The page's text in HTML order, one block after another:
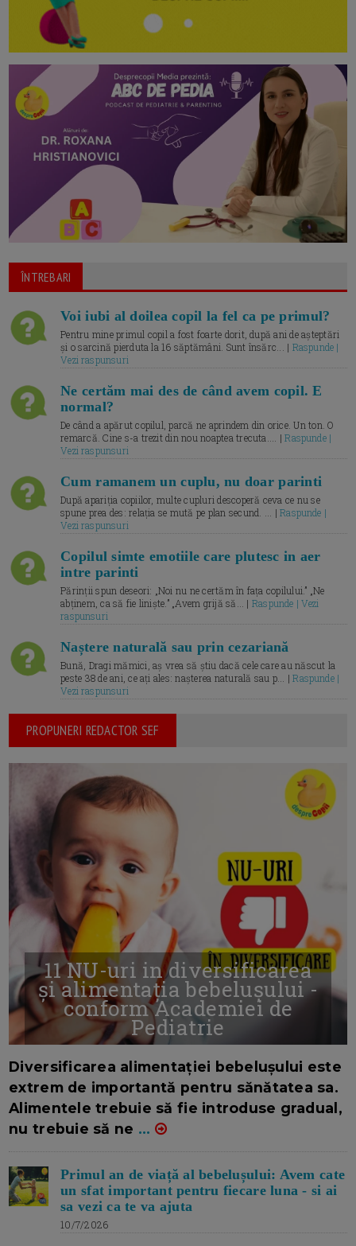
ÎNTREBARI
Voi iubi al doilea copil la fel ca pe primul?
Pentru mine primul copil a fost foarte dorit, după ani de așteptări
și o sarcină pierduta la 16 săptămâni. Sunt însărc... | Raspunde |
Vezi raspunsuri
Ne certăm mai des de când avem copil. E
normal?
De când a apărut copilul, parcă ne aprindem din orice. Un ton. O
remarcă. Cine s-a trezit din nou noaptea trecuta.... |Raspunde |
Vezi raspunsuri
Cum ramanem un cuplu, nu doar parinti
După apariția copiilor, multe cupluri descoperă ceva ce nu se
spune prea des: relația se mută pe plan secund. ... |Raspunde |
Vezi raspunsuri
Copilul simte emotiile care plutesc in aer
intre parinti
Părinții spun deseori: „Noi nu ne certăm în fața copilului.” „Ne
abținem, ca să fie liniște.” „Avem grijă să... | Raspunde | Vezi
raspunsuri
Naștere naturală sau prin cezariană
Bună, Dragi mămici, aș vrea să știu dacă cele care au născut la
peste 38 de ani, ce ați ales: nașterea naturală sau p... |Raspunde |
Vezi raspunsuri
PROPUNERI REDACTOR SEF
11 NU-uri in diversificarea
și alimentația bebelușului -
conform Academiei de
Pediatrie
Diversificarea alimentației bebelușului este
extrem de importantă pentru sănătatea sa.
Alimentele trebuie să fie introduse gradual,
nu trebuie să ne ...
Primul an de viață al bebelușului: Avem cate
un sfat important pentru fiecare luna - si ai
sa vezi ca te va ajuta
10/7/2026